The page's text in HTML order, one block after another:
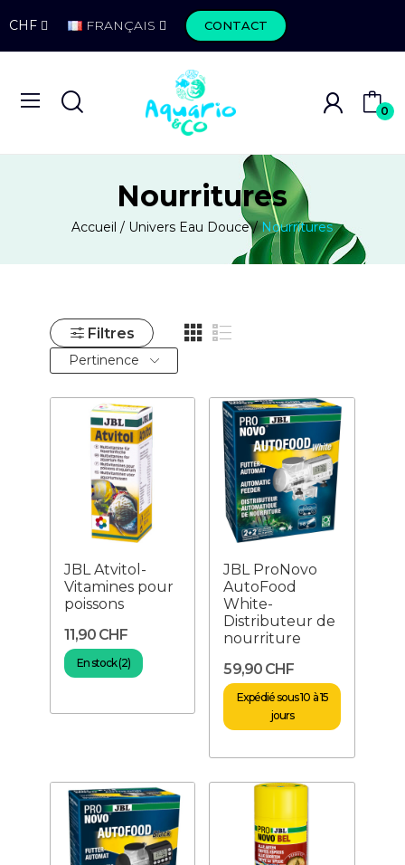
CHF FRANÇAIS CONTACT
0
Nourritures
Accueil Univers Eau Douce Nourritures
Filtres
Pertinence
JBL Atvitol-
Vitamines pour
poissons
11,90 CHF
En stock (2)
JBL ProNovo
AutoFood
White-
Distributeur de
nourriture
59,90 CHF
Expédié sous 10 à 15
jours